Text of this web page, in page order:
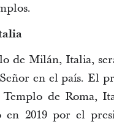
de Milán, Italia,
en el país. El
Templo de Roma,
en 2019 por el